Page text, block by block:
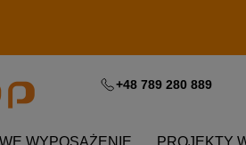
+48 789 280 889